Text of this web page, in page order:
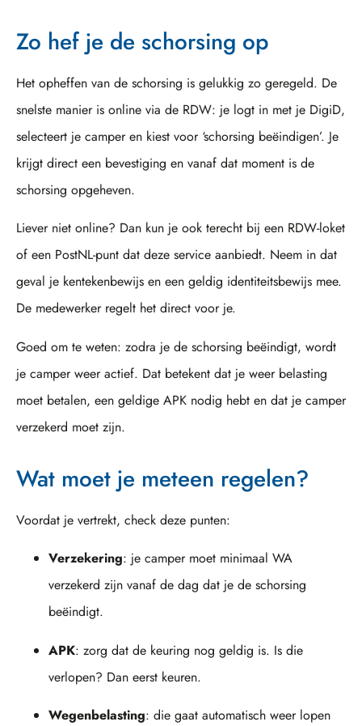
Zo hef je de schorsing op
Het opheffen van de schorsing is gelukkig zo geregeld. De
snelste manier is online via de RDW: je logt in met je DigiD,
selecteert je camper en kiest voor ‘schorsing beëindigen’. Je
krijgt direct een bevestiging en vanaf dat moment is de
schorsing opgeheven.
Liever niet online? Dan kun je ook terecht bij een RDW-loket
of een PostNL-punt dat deze service aanbiedt. Neem in dat
geval je kentekenbewijs en een geldig identiteitsbewijs mee.
De medewerker regelt het direct voor je.
Goed om te weten: zodra je de schorsing beëindigt, wordt
je camper weer actief. Dat betekent dat je weer belasting
moet betalen, een geldige APK nodig hebt en dat je camper
verzekerd moet zijn.
Wat moet je meteen regelen?
Voordat je vertrekt, check deze punten:
Verzekering: je camper moet minimaal WA
verzekerd zijn vanaf de dag dat je de schorsing
beëindigt.
APK: zorg dat de keuring nog geldig is. Is die
verlopen? Dan eerst keuren.
Wegenbelasting: die gaat automatisch weer lopen